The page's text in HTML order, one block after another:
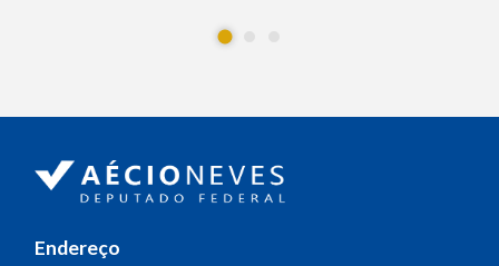
Endereço